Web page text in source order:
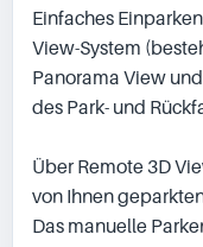
Einfaches
View-System
Panorama View
des Park- und
Über Remote 3D
von Ihnen
Das manuelle